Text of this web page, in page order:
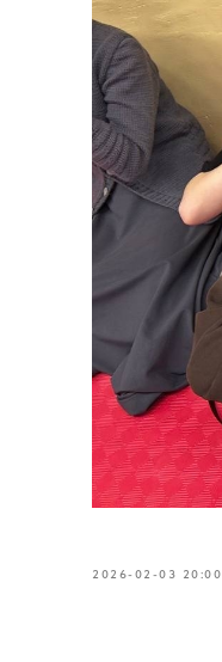
2026-02-03 20:00